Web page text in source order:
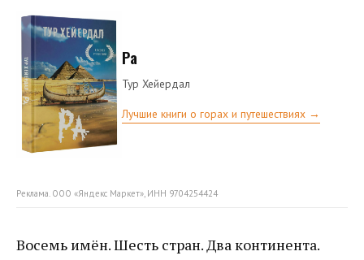
Ра
Тур Хейердал
Лучшие книги о горах и путешествиях →
Реклама. ООО «Яндекс Маркет», ИНН 9704254424
Восемь имён. Шесть стран. Два континента.